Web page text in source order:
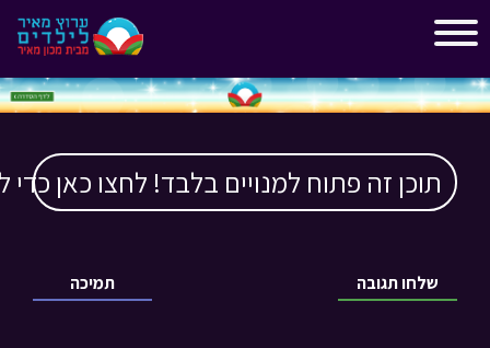
תוכן זה פתוח למנויים בלבד! לחצו כאן כדי
תמיכה שלחו תגובה